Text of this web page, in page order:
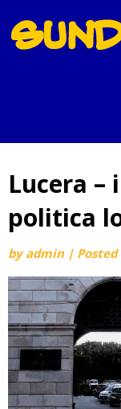
to
content
Lucera –
politica
byadmin |